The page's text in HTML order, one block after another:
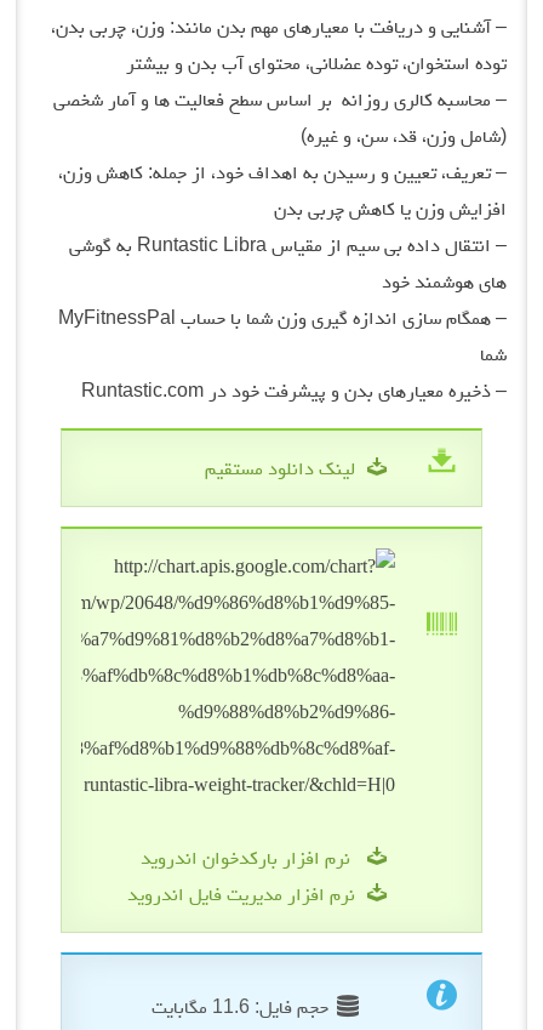
– آشنایی و دریافت با معیارهای مهم بدن مانند: وزن، چربی بدن،
توده استخوان، توده عضلانی، محتوای آب بدن و بیشتر
– محاسبه کالری روزانه بر اساس سطح فعالیت ها و آمار شخصی
(شامل وزن، قد، سن، و غیره)
– تعریف، تعیین و رسیدن به اهداف خود، از جمله: کاهش وزن،
افزایش وزن یا کاهش چربی بدن
– انتقال داده بی سیم از مقیاس Runtastic Libra به گوشی
های هوشمند خود
– همگام سازی اندازه گیری وزن شما با حساب MyFitnessPal
شما
– ذخیره معیارهای بدن و پیشرفت خود در Runtastic.com
لینک دانلود مستقیم
نرم افزار بارکدخوان اندروید
نرم افزار مدیریت فایل اندروید
حجم فایل: 11.6 مگابایت